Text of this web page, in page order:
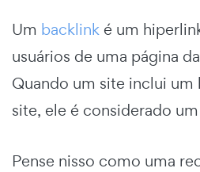
Um backlink é um
usuários de uma página
Quando um site inclui um
site, ele é considerado
Pense nisso como uma